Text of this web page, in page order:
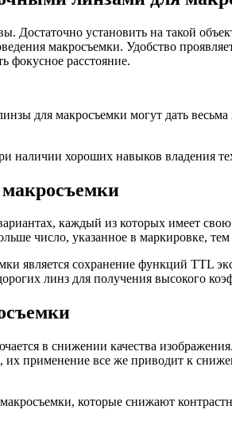
Достаточно установить на такой
макросъемки. Удобство
фокусное расстояние.
для макросъемки могут дать
наличии хороших навыков владения
каждый из которых имеет
число, указанное в маркировке,
является сохранение функций TTL
линз для получения высокого
в снижении качества
применение все же приводит к
которые снижают